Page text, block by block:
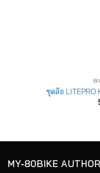
ชุดล้อ LITEPRO
MY-80BIKE